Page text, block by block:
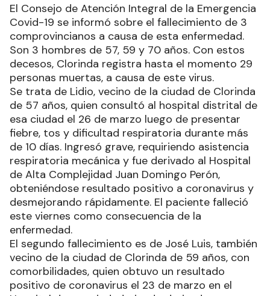
El Consejo de Atención Integral de la Emergencia
Covid-19 se informó sobre el fallecimiento de 3
comprovincianos a causa de esta enfermedad.
Son 3 hombres de 57, 59 y 70 años. Con estos
decesos, Clorinda registra hasta el momento 29
personas muertas, a causa de este virus.
Se trata de Lidio, vecino de la ciudad de Clorinda
de 57 años, quien consultó al hospital distrital de
esa ciudad el 26 de marzo luego de presentar
fiebre, tos y dificultad respiratoria durante más
de 10 días. Ingresó grave, requiriendo asistencia
respiratoria mecánica y fue derivado al Hospital
de Alta Complejidad Juan Domingo Perón,
obteniéndose resultado positivo a coronavirus y
desmejorando rápidamente. El paciente falleció
este viernes como consecuencia de la
enfermedad.
El segundo fallecimiento es de José Luis, también
vecino de la ciudad de Clorinda de 59 años, con
comorbilidades, quien obtuvo un resultado
positivo de coronavirus el 23 de marzo en el